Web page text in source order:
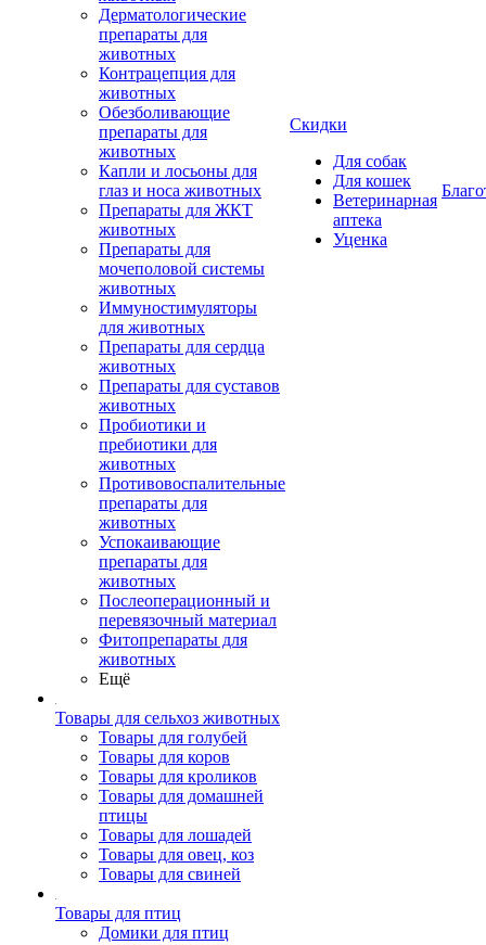
Дерматологические
препараты для
животных
Контрацепция для
животных
Обезболивающие
препараты для
животных
Капли и лосьоны для
глаз и носа животных
Препараты для ЖКТ
животных
Препараты для
мочеполовой системы
животных
Иммуностимуляторы
для животных
Препараты для сердца
животных
Препараты для суставов
животных
Пробиотики и
пребиотики для
животных
Противовоспалительные
препараты для
животных
Успокаивающие
препараты для
животных
Послеоперационный и
перевязочный материал
Фитопрепараты для
животных
Ещё
Товары для сельхоз животных
Товары для голубей
Товары для коров
Товары для кроликов
Товары для домашней
птицы
Товары для лошадей
Товары для овец, коз
Товары для свиней
Товары для птиц
Домики для птиц
Скидки
Для собак
Для кошек
Ветеринарная
аптека
Уценка